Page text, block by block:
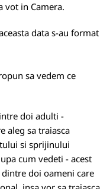
vot in Camera.
data s-au format
sa vedem ce
doi adulti -
aleg sa traiasca
si sprijinului
cum vedeti - acest
doi oameni care